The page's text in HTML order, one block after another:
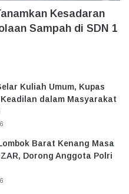
Kesadaran
Sampah di SDN 1
Kuliah Umum, Kupas
Keadilan dalam Masyarakat
Barat Kenang Masa
Dorong Anggota Polri